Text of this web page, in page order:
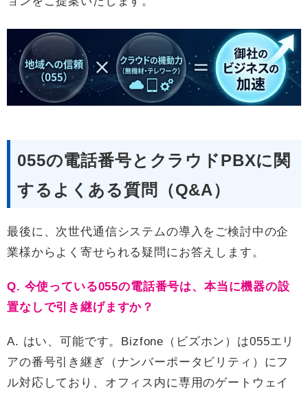
055の電話番号とクラウドPBXに関
するよくある質問（Q&A）
最後に、次世代通信システムの導入をご検討中の企
業様からよく寄せられる疑問にお答えします。
Q. 今使っている055の電話番号は、本当に機器の設
置なしで引き継げますか？
A. はい、可能です。Bizfone（ビズホン）は055エリ
アの番号引き継ぎ（ナンバーポータビリティ）にフ
ル対応しており、オフィス内に専用のゲートウェイ